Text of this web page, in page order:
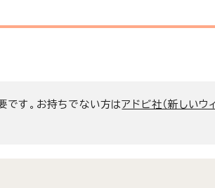
す。お持ちでない方はアドビ社（新しいウ